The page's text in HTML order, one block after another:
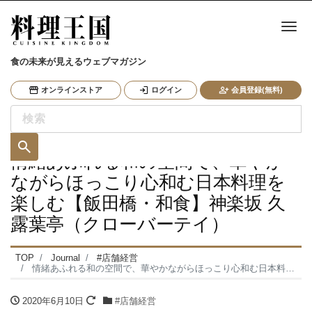
食の未来が見えるウェブマガジン
オンラインストア ログイン 会員登録(無料)
ナ
情緒あふれる和の空間で、華やか
ながらほっこり心和む日本料理を
楽しむ【飯田橋・和食】神楽坂 久
露葉亭（クローバーテイ）
TOP Journal
#店舗経営
情緒あふれる和の空間で、華やかながらほっこり心和む日本料理を楽しむ【飯田橋・和食】神楽坂 久露葉亭（クローバーテイ）
2020年6月10日 #店舗経営